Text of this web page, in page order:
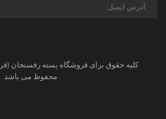
محفوظ می باشد